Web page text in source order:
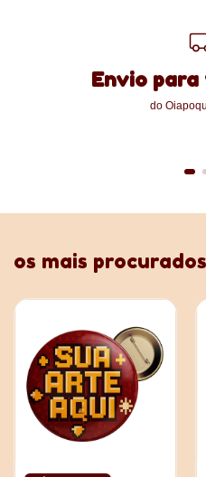
Envio
do
os mais procurados